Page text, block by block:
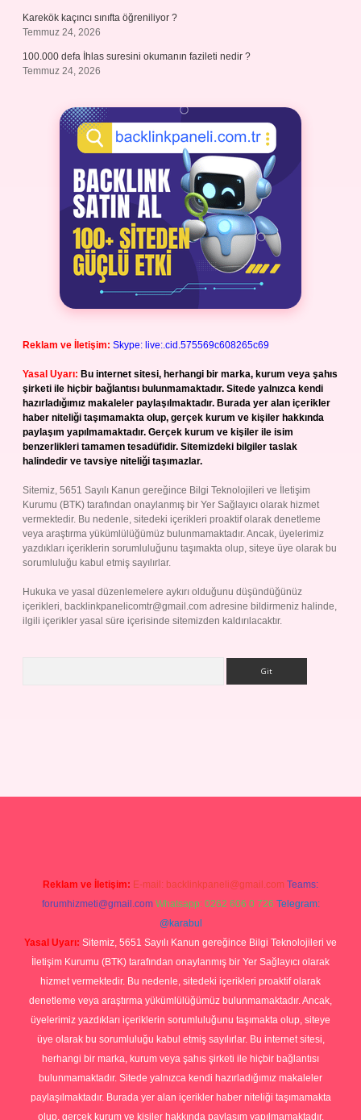
Karekök kaçıncı sınıfta öğreniliyor ?
Temmuz 24, 2026
100.000 defa İhlas suresini okumanın fazileti nedir ?
Temmuz 24, 2026
Reklam ve İletişim: Skype: live:.cid.575569c608265c69
Yasal Uyarı: Bu internet sitesi, herhangi bir marka, kurum veya şahıs
şirketi ile hiçbir bağlantısı bulunmamaktadır. Sitede yalnızca kendi
hazırladığımız makaleler paylaşılmaktadır. Burada yer alan içerikler
haber niteliği taşımamakta olup, gerçek kurum ve kişiler hakkında
paylaşım yapılmamaktadır. Gerçek kurum ve kişiler ile isim
benzerlikleri tamamen tesadüfidir. Sitemizdeki bilgiler taslak
halindedir ve tavsiye niteliği taşımazlar.
Sitemiz, 5651 Sayılı Kanun gereğince Bilgi Teknolojileri ve İletişim
Kurumu (BTK) tarafından onaylanmış bir Yer Sağlayıcı olarak hizmet
vermektedir. Bu nedenle, sitedeki içerikleri proaktif olarak denetleme
veya araştırma yükümlülüğümüz bulunmamaktadır. Ancak, üyelerimiz
yazdıkları içeriklerin sorumluluğunu taşımakta olup, siteye üye olarak bu
sorumluluğu kabul etmiş sayılırlar.
Hukuka ve yasal düzenlemelere aykırı olduğunu düşündüğünüz
içerikleri, backlinkpanelicomtr@gmail.com adresine bildirmeniz halinde,
ilgili içerikler yasal süre içerisinde sitemizden kaldırılacaktır.
Reklam ve İletişim: E-mail: backlinkpaneli@gmail.com Teams:
forumhizmeti@gmail.com Whatsapp: 0262 606 0 726 Telegram:
@karabul
Yasal Uyarı: Sitemiz, 5651 Sayılı Kanun gereğince Bilgi Teknolojileri ve
İletişim Kurumu (BTK) tarafından onaylanmış bir Yer Sağlayıcı olarak
hizmet vermektedir. Bu nedenle, sitedeki içerikleri proaktif olarak
denetleme veya araştırma yükümlülüğümüz bulunmamaktadır. Ancak,
üyelerimiz yazdıkları içeriklerin sorumluluğunu taşımakta olup, siteye
üye olarak bu sorumluluğu kabul etmiş sayılırlar. Bu internet sitesi,
herhangi bir marka, kurum veya şahıs şirketi ile hiçbir bağlantısı
bulunmamaktadır. Sitede yalnızca kendi hazırladığımız makaleler
paylaşılmaktadır. Burada yer alan içerikler haber niteliği taşımamakta
olup, gerçek kurum ve kişiler hakkında paylaşım yapılmamaktadır.